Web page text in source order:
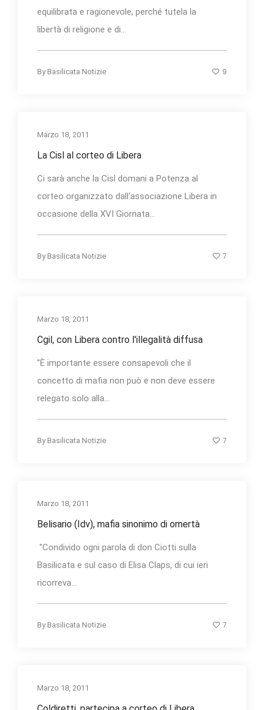
equilibrata e ragionevole, perché tutela la
libertà di religione e di...
By Basilicata Notizie 9
Marzo 18, 2011
La Cisl al corteo di Libera
Ci sarà anche la Cisl domani a Potenza al
corteo organizzato dall'associazione Libera in
occasione della XVI Giornata...
By Basilicata Notizie 7
Marzo 18, 2011
Cgil, con Libera contro l'illegalità diffusa
"È importante essere consapevoli che il
concetto di mafia non può e non deve essere
relegato solo alla...
By Basilicata Notizie 7
Marzo 18, 2011
Belisario (Idv), mafia sinonimo di omertà
"Condivido ogni parola di don Ciotti sulla
Basilicata e sul caso di Elisa Claps, di cui ieri
ricorreva...
By Basilicata Notizie 7
Marzo 18, 2011